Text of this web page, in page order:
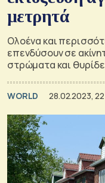
μετρητά
Ολοένα και
επενδύσουν σε
στρώματα και
WORLD 28.02.2023,